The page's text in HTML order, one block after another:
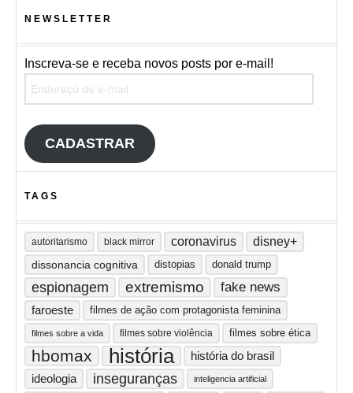
NEWSLETTER
Inscreva-se e receba novos posts por e-mail!
CADASTRAR
TAGS
autoritarismo black mirror coronavirus disney+
dissonancia cognitiva distopias donald trump
espionagem extremismo fake news
faroeste filmes de ação com protagonista feminina
filmes sobre a vida filmes sobre violência filmes sobre ética
hbomax história história do brasil
ideologia inseguranças inteligencia artificial